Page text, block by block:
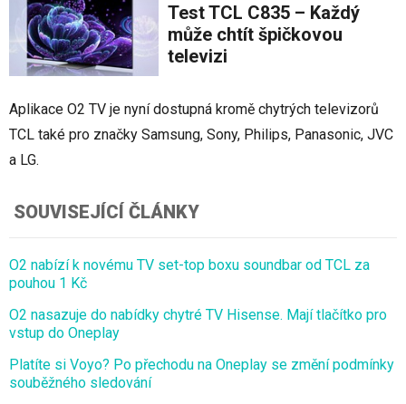
Test TCL C835 – Každý
může chtít špičkovou
televizi
Aplikace O2 TV je nyní dostupná kromě chytrých televizorů
TCL také pro značky Samsung, Sony, Philips, Panasonic, JVC
a LG.
SOUVISEJÍCÍ ČLÁNKY
O2 nabízí k novému TV set-top boxu soundbar od TCL za
pouhou 1 Kč
O2 nasazuje do nabídky chytré TV Hisense. Mají tlačítko pro
vstup do Oneplay
Platíte si Voyo? Po přechodu na Oneplay se změní podmínky
souběžného sledování